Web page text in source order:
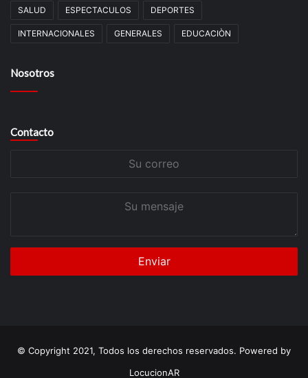
SALUD ESPECTACULOS DEPORTES
INTERNACIONALES GENERALES EDUCACIÒN
Nosotros
Contacto
© Copyright 2021, Todos los derechos reservados. Powered by
LocucionAR